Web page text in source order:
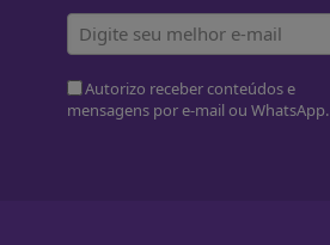
Autorizo receber conteúdos e
mensagens por e-mail ou WhatsApp.